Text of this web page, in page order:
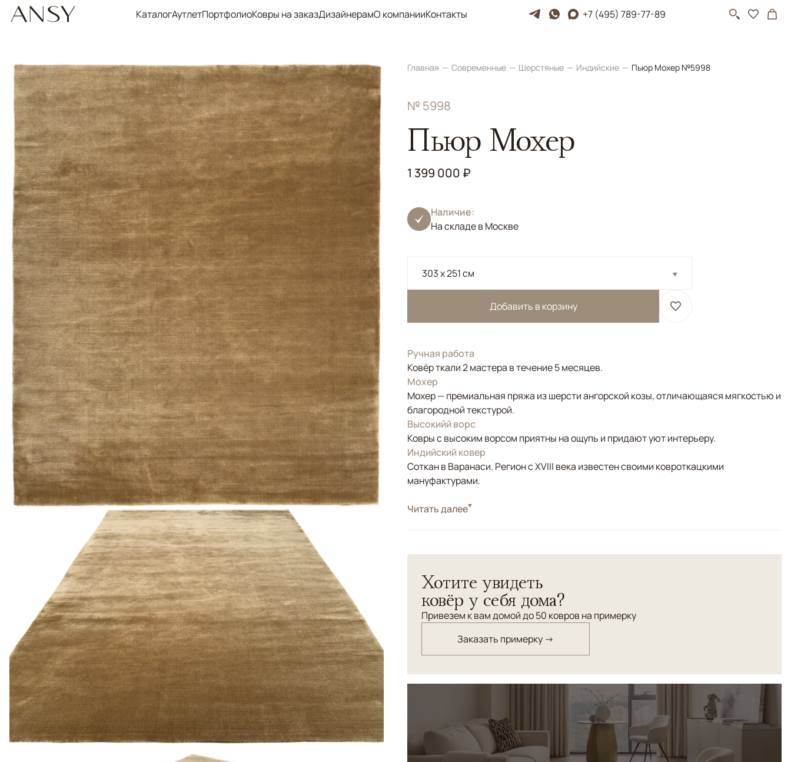
КаталогАутлетПортфолиоКовры на заказДизайнерамО компанииКонтакты +7 (495) 789-77-89
Главная Современные Шерстяные Индийские Пьюр Мохер №5998
№ 5998
Пьюр Мохер
1 399 000 ₽
Наличие:
На складе в Москве
303 x 251 см
Добавить в корзину
Ручная работа
Ковёр ткали 2 мастера в течение 5 месяцев.
Мохер
Мохер — премиальная пряжа из шерсти ангорской козы, отличающаяся мягкостью и
благородной текстурой.
Высокийй ворс
Ковры с высоким ворсом приятны на ощупь и придают уют интерьеру.
Индийский ковер
Соткан в Варанаси. Регион с XVIII века известен своими ковроткацкими
мануфактурами.
СтильСовременные
ангорской козы. Без вычурности и пафоса, привнесёт уюта, изысканности и статуса
интерьеру вашей спальни.
Читать далее
Хотите увидеть
ковёр у себя дома?
Привезем к вам домой до 50 ковров на примерку
Заказать примерку →